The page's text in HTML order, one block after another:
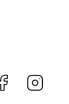
Facebook